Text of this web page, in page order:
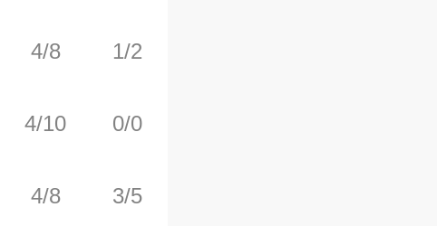
4/8
4/10
4/8
1/2
0/0
3/5